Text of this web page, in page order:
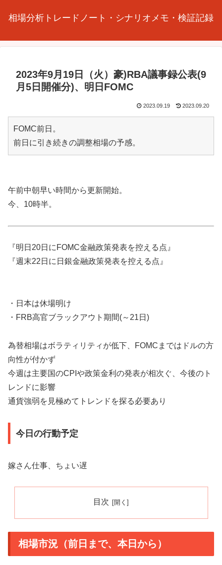
相場分析トレードノート・シナリオメモ・検証記録
2023年9月19日（火）豪)RBA議事録公表(9
月5日開催分)、明日FOMC
2023.09.19 2023.09.20
FOMC前日。
前日に引き続きの調整相場の予感。
午前中朝早い時間から更新開始。
今、10時半。
『明日20日にFOMC金融政策発表を控える点』
『週末22日に日銀金融政策発表を控える点』
・日本は休場明け
・FRB高官ブラックアウト期間(～21日)
為替相場はボラティリティが低下、FOMCまではドルの方
向性が付かず
今週は主要国のCPIや政策金利の発表が相次ぐ、今後のト
レンドに影響
通貨強弱を見極めてトレンドを探る必要あり
今日の行動予定
嫁さん仕事、ちょい遅
目次
相場市況（前日まで、本日から）